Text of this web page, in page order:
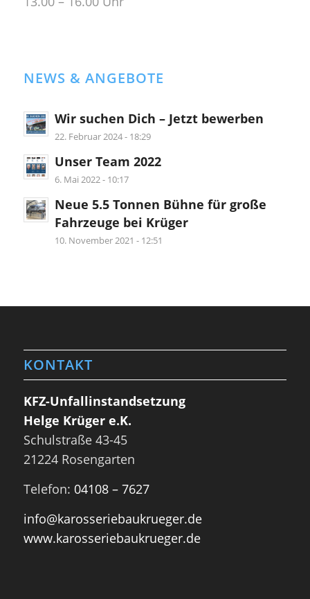
NEWS & ANGEBOTE
Wir suchen Dich – Jetzt bewerben
22. Februar 2024 - 18:29
Unser Team 2022
6. Mai 2022 - 10:17
Neue 5.5 Tonnen Bühne für große
Fahrzeuge bei Krüger
10. November 2021 - 12:51
KONTAKT
KFZ-Unfallinstandsetzung
Helge Krüger e.K.
Schulstraße 43-45
21224 Rosengarten
Telefon: 04108 – 7627
info@karosseriebaukrueger.de
www.karosseriebaukrueger.de